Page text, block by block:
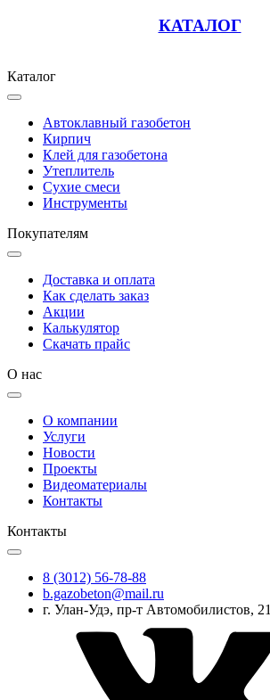
КАТАЛОГ
Каталог
Автоклавный газобетон
Кирпич
Клей для газобетона
Утеплитель
Сухие смеси
Инструменты
Покупателям
Доставка и оплата
Как сделать заказ
Акции
Калькулятор
Скачать прайс
О нас
О компании
Услуги
Новости
Проекты
Видеоматериалы
Контакты
Контакты
8 (3012) 56-78-88
b.gazobeton@mail.ru
г. Улан-Удэ, пр-т Автомобилистов, 21